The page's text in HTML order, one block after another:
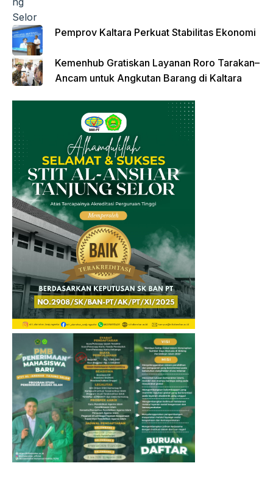
Pemprov Kaltara Perkuat Stabilitas Ekonomi
Kemenhub Gratiskan Layanan Roro Tarakan–
Ancam untuk Angkutan Barang di Kaltara